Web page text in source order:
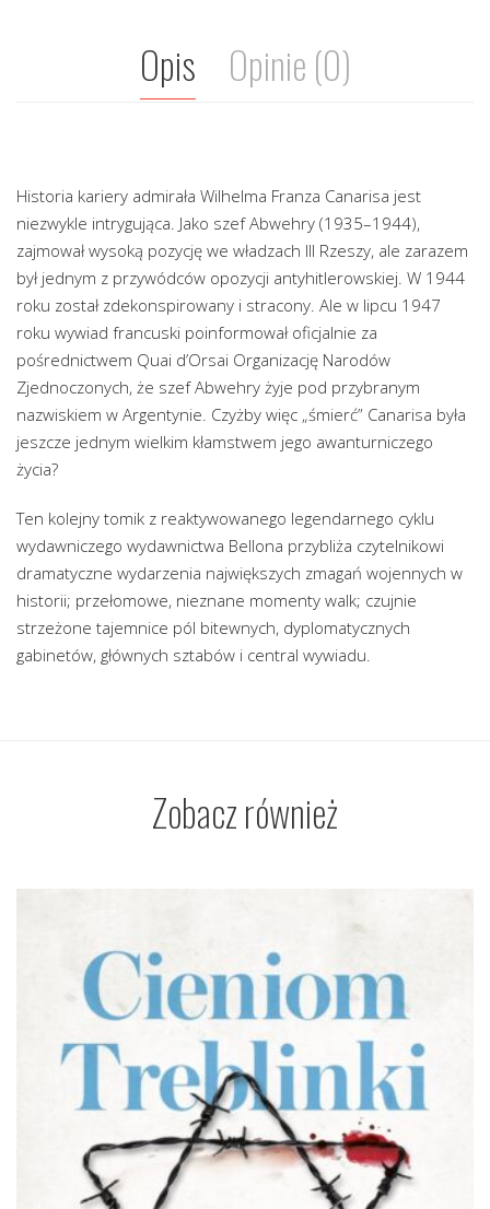
Opis Opinie (0)
Historia kariery admirała Wilhelma Franza Canarisa jest
niezwykle intrygująca. Jako szef Abwehry (1935–1944),
zajmował wysoką pozycję we władzach III Rzeszy, ale zarazem
był jednym z przywódców opozycji antyhitlerowskiej. W 1944
roku został zdekonspirowany i stracony. Ale w lipcu 1947
roku wywiad francuski poinformował oficjalnie za
pośrednictwem Quai d’Orsai Organizację Narodów
Zjednoczonych, że szef Abwehry żyje pod przybranym
nazwiskiem w Argentynie. Czyżby więc „śmierć” Canarisa była
jeszcze jednym wielkim kłamstwem jego awanturniczego
życia?
Ten kolejny tomik z reaktywowanego legendarnego cyklu
wydawniczego wydawnictwa Bellona przybliża czytelnikowi
dramatyczne wydarzenia największych zmagań wojennych w
historii; przełomowe, nieznane momenty walk; czujnie
strzeżone tajemnice pól bitewnych, dyplomatycznych
gabinetów, głównych sztabów i central wywiadu.
Zobacz również